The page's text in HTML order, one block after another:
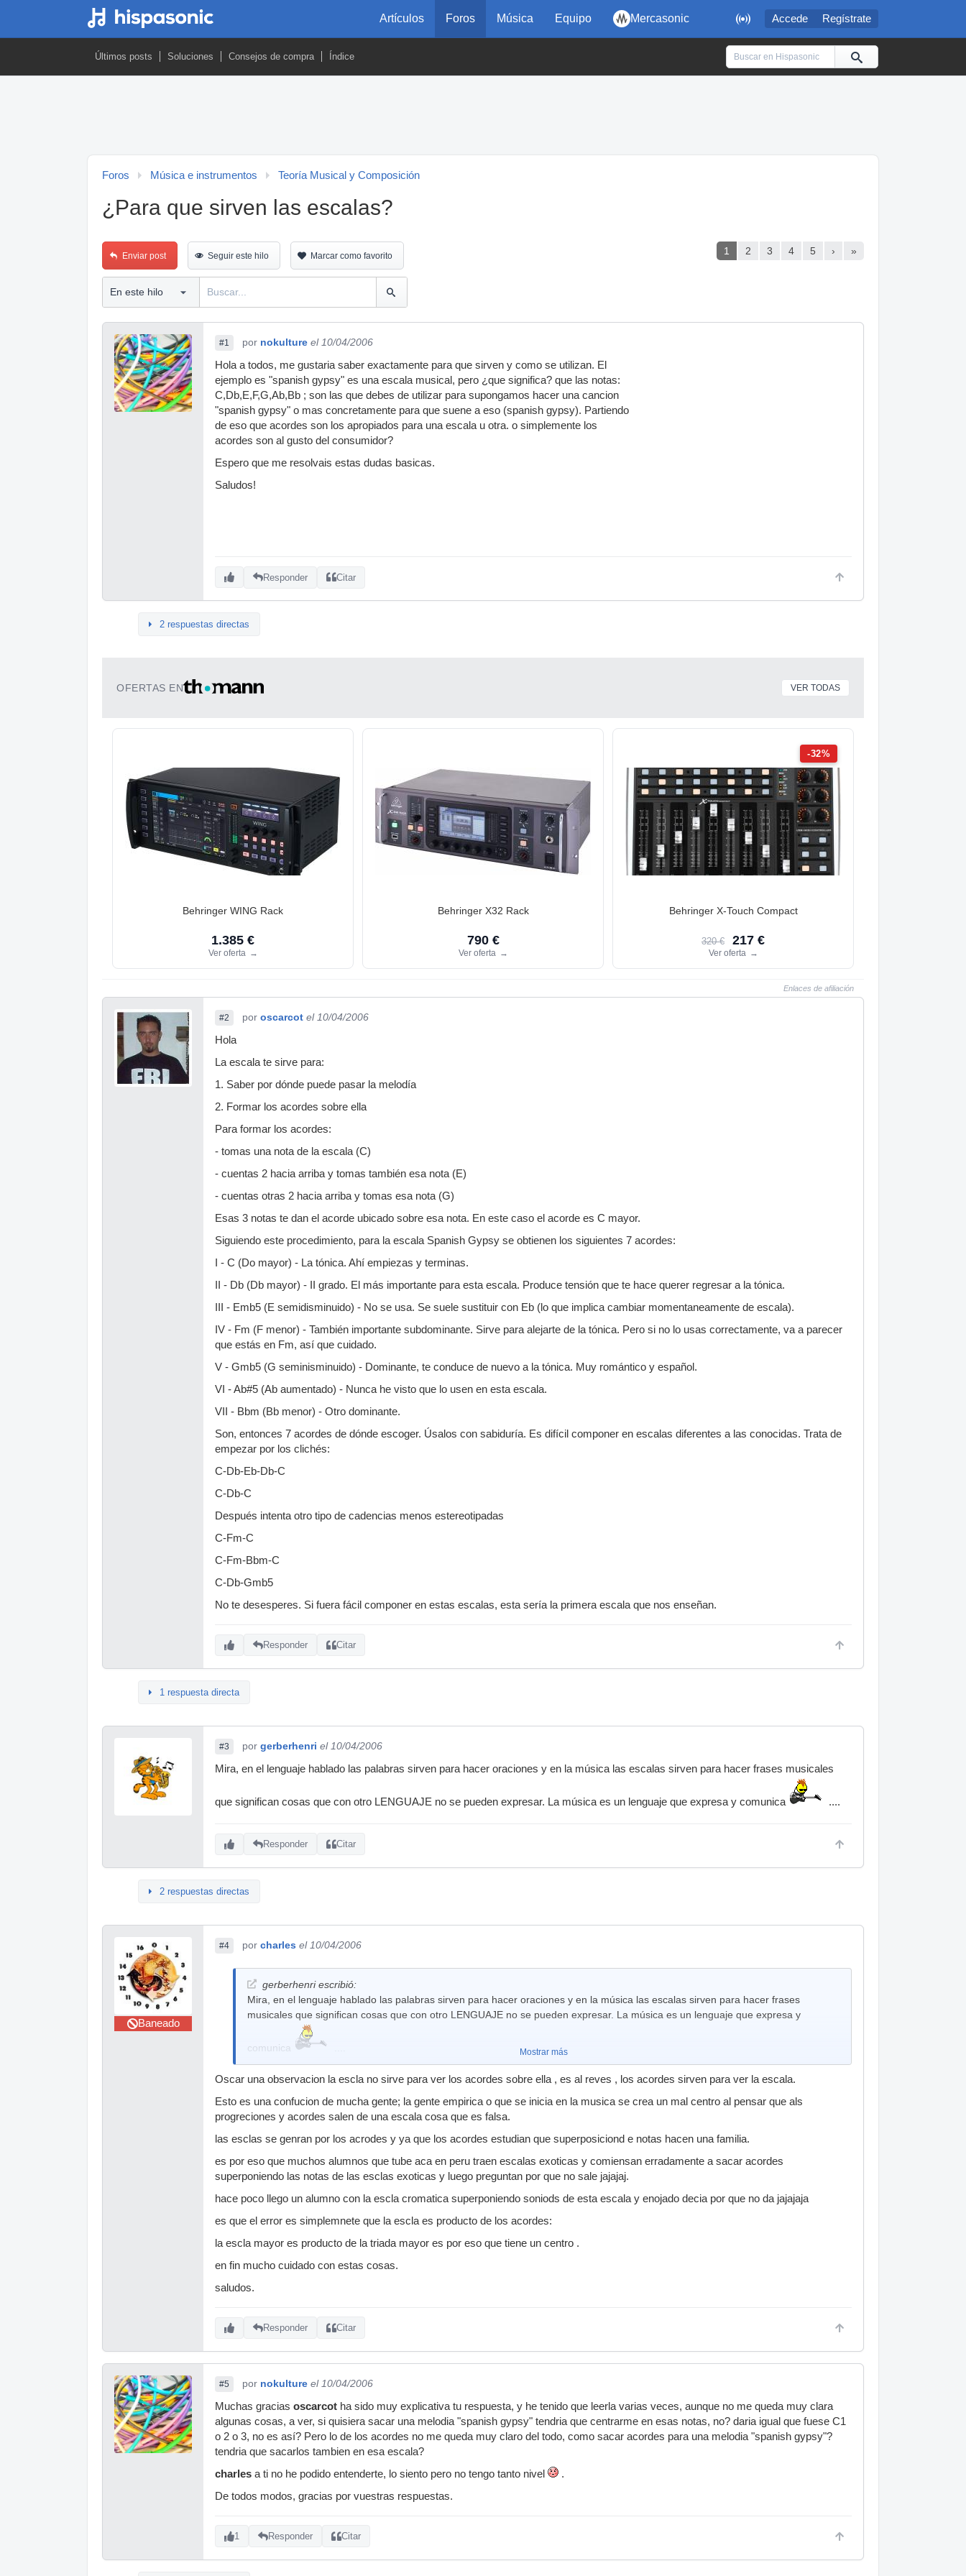
 Accede Regístrate
Artículos Foros Música Equipo Mercasonic
Últimos posts Soluciones Consejos de compra Índice
Foros Música e instrumentos Teoría Musical y Composición
¿Para que sirven las escalas?
1 2 3 4 5 › »
Enviar post Seguir este hilo Marcar como favorito
#1 por nokulture el 10/04/2006
Hola a todos, me gustaria saber exactamente para que sirven y como se utilizan. El
ejemplo es "spanish gypsy" es una escala musical, pero ¿que significa? que las notas:
C,Db,E,F,G,Ab,Bb ; son las que debes de utilizar para supongamos hacer una cancion
"spanish gypsy" o mas concretamente para que suene a eso (spanish gypsy). Partiendo
de eso que acordes son los apropiados para una escala u otra. o simplemente los
acordes son al gusto del consumidor?
Espero que me resolvais estas dudas basicas.
Saludos!
Responder Citar
2 respuestas directas
OFERTAS EN VER TODAS
Behringer WING Rack
1.385 €
Ver oferta →
Behringer X32 Rack
790 €
Ver oferta →
-32%
Behringer X-Touch Compact
320 € 217 €
Ver oferta →
Enlaces de afiliación
#2 por oscarcot el 10/04/2006
Hola
La escala te sirve para:
1. Saber por dónde puede pasar la melodía
2. Formar los acordes sobre ella
Para formar los acordes:
- tomas una nota de la escala (C)
- cuentas 2 hacia arriba y tomas también esa nota (E)
- cuentas otras 2 hacia arriba y tomas esa nota (G)
Esas 3 notas te dan el acorde ubicado sobre esa nota. En este caso el acorde es C mayor.
Siguiendo este procedimiento, para la escala Spanish Gypsy se obtienen los siguientes 7 acordes:
I - C (Do mayor) - La tónica. Ahí empiezas y terminas.
II - Db (Db mayor) - II grado. El más importante para esta escala. Produce tensión que te hace querer regresar a la tónica.
III - Emb5 (E semidisminuido) - No se usa. Se suele sustituir con Eb (lo que implica cambiar momentaneamente de escala).
IV - Fm (F menor) - También importante subdominante. Sirve para alejarte de la tónica. Pero si no lo usas correctamente, va a parecer
que estás en Fm, así que cuidado.
V - Gmb5 (G seminisminuido) - Dominante, te conduce de nuevo a la tónica. Muy romántico y español.
VI - Ab#5 (Ab aumentado) - Nunca he visto que lo usen en esta escala.
VII - Bbm (Bb menor) - Otro dominante.
Son, entonces 7 acordes de dónde escoger. Úsalos con sabiduría. Es difícil componer en escalas diferentes a las conocidas. Trata de
empezar por los clichés:
C-Db-Eb-Db-C
C-Db-C
Después intenta otro tipo de cadencias menos estereotipadas
C-Fm-C
C-Fm-Bbm-C
C-Db-Gmb5
No te desesperes. Si fuera fácil componer en estas escalas, esta sería la primera escala que nos enseñan.
Responder Citar
1 respuesta directa
#3 por gerberhenri el 10/04/2006
Mira, en el lenguaje hablado las palabras sirven para hacer oraciones y en la música las escalas sirven para hacer frases musicales
que significan cosas que con otro LENGUAJE no se pueden expresar. La música es un lenguaje que expresa y comunica ....
Responder Citar
2 respuestas directas
Baneado
#4 por charles el 10/04/2006
gerberhenri escribió:
Mira, en el lenguaje hablado las palabras sirven para hacer oraciones y en la música las escalas sirven para hacer frases
musicales que significan cosas que con otro LENGUAJE no se pueden expresar. La música es un lenguaje que expresa y
comunica Mostrar más
Oscar una observacion la escla no sirve para ver los acordes sobre ella , es al reves , los acordes sirven para ver la escala.
Esto es una confucion de mucha gente; la gente empirica o que se inicia en la musica se crea un mal centro al pensar que als
progreciones y acordes salen de una escala cosa que es falsa.
las esclas se genran por los acrodes y ya que los acordes estudian que superposiciond e notas hacen una familia.
es por eso que muchos alumnos que tube aca en peru traen escalas exoticas y comiensan erradamente a sacar acordes
superponiendo las notas de las esclas exoticas y luego preguntan por que no sale jajajaj.
hace poco llego un alumno con la escla cromatica superponiendo soniods de esta escala y enojado decia por que no da jajajaja
es que el error es simplemnete que la escla es producto de los acordes:
la escla mayor es producto de la triada mayor es por eso que tiene un centro .
en fin mucho cuidado con estas cosas.
saludos.
Responder Citar
#5 por nokulture el 10/04/2006
Muchas gracias oscarcot ha sido muy explicativa tu respuesta, y he tenido que leerla varias veces, aunque no me queda muy clara
algunas cosas, a ver, si quisiera sacar una melodia "spanish gypsy" tendria que centrarme en esas notas, no? daria igual que fuese C1
o 2 o 3, no es así? Pero lo de los acordes no me queda muy claro del todo, como sacar acordes para una melodia "spanish gypsy"?
tendria que sacarlos tambien en esa escala?
charles a ti no he podido entenderte, lo siento pero no tengo tanto nivel
.
De todos modos, gracias por vuestras respuestas.
1 Responder Citar